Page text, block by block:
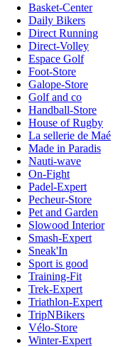
Basket-Center
Daily Bikers
Direct Running
Direct-Volley
Espace Golf
Foot-Store
Galope-Store
Golf and co
Handball-Store
House of Rugby
La sellerie de Maé
Made in Paradis
Nauti-wave
On-Fight
Padel-Expert
Pecheur-Store
Pet and Garden
Slowood Interior
Smash-Expert
Sneak'In
Sport is good
Training-Fit
Trek-Expert
Triathlon-Expert
TripNBikers
Vélo-Store
Winter-Expert